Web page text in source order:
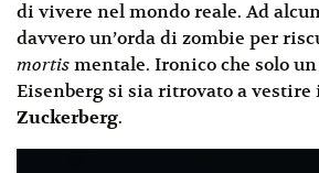
di vivere nel mondo reale. Ad
davvero un’orda di zombie per
mortis mentale. Ironico che solo
Eisenberg si sia ritrovato a
Zuckerberg.